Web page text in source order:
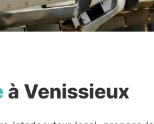
à Venissieux